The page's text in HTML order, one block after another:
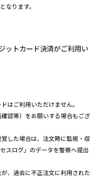
ります。
ットカード決済がご利用い
はご利用いただけません。
認等）をお願いする場合もござ
した場合は、注文時に監視・収
スログ」のデータを警察へ提出
、過去に不正注文に利用された